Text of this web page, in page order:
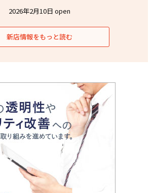
2026年2月10日 open
新店情報をもっと読む